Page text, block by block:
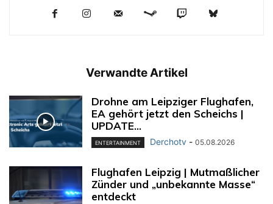
Verwandte Artikel
Drohne am Leipziger Flughafen,
EA gehört jetzt den Scheichs |
UPDATE...
ENTERTAINMENT Derchotv - 05.08.2026
Flughafen Leipzig | Mutmaßlicher
Zünder und „unbekannte Masse“
entdeckt